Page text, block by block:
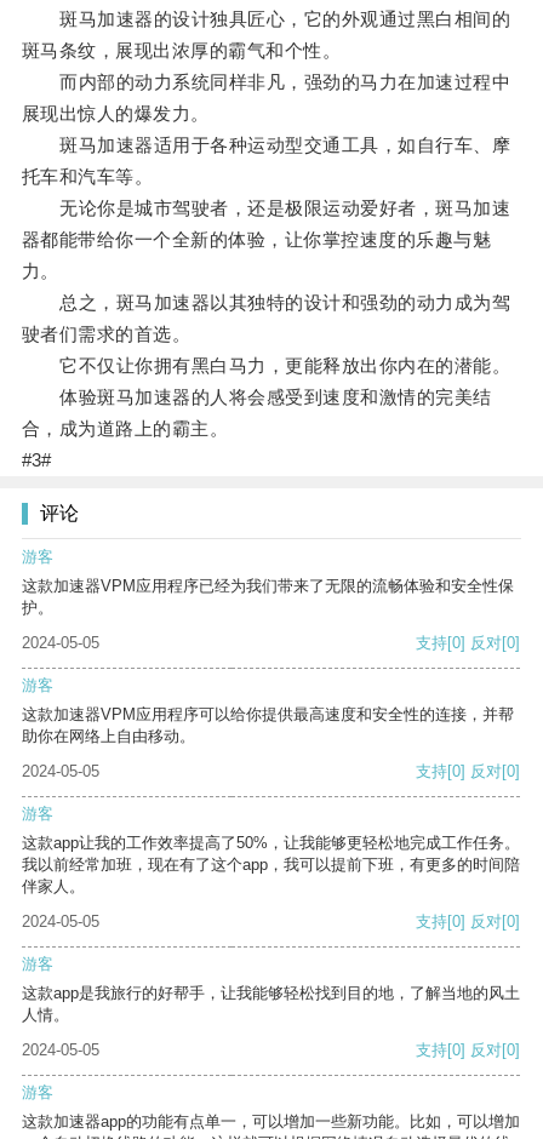
斑马加速器的设计独具匠心，它的外观通过黑白相间的
斑马条纹，展现出浓厚的霸气和个性。
而内部的动力系统同样非凡，强劲的马力在加速过程中
展现出惊人的爆发力。
斑马加速器适用于各种运动型交通工具，如自行车、摩
托车和汽车等。
无论你是城市驾驶者，还是极限运动爱好者，斑马加速
器都能带给你一个全新的体验，让你掌控速度的乐趣与魅
力。
总之，斑马加速器以其独特的设计和强劲的动力成为驾
驶者们需求的首选。
它不仅让你拥有黑白马力，更能释放出你内在的潜能。
体验斑马加速器的人将会感受到速度和激情的完美结
合，成为道路上的霸主。
#3#
评论
游客
这款加速器VPM应用程序已经为我们带来了无限的流畅体验和安全性保
护。
2024-05-05
支持[0] 反对[0]
游客
这款加速器VPM应用程序可以给你提供最高速度和安全性的连接，并帮
助你在网络上自由移动。
2024-05-05
支持[0] 反对[0]
游客
这款app让我的工作效率提高了50%，让我能够更轻松地完成工作任务。
我以前经常加班，现在有了这个app，我可以提前下班，有更多的时间陪
伴家人。
2024-05-05
支持[0] 反对[0]
游客
这款app是我旅行的好帮手，让我能够轻松找到目的地，了解当地的风土
人情。
2024-05-05
支持[0] 反对[0]
游客
这款加速器app的功能有点单一，可以增加一些新功能。比如，可以增加